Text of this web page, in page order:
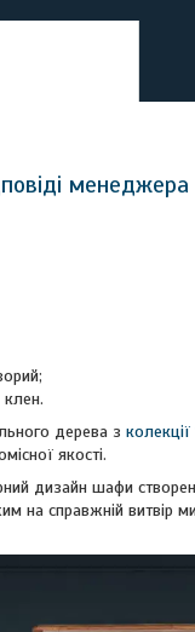
дерева з
якості.
дизайн шафи
на справжній витвір